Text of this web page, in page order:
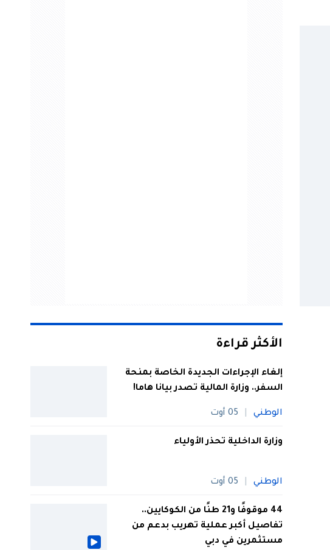
الأكثر قراءة
إلغاء الإجراءات الجديدة الخاصة بمنحة
السفر.. وزارة المالية تصدر بيانا هاما!
الوطني 05 أوت
وزارة الداخلية تحذر الأولياء
الوطني 05 أوت
44 موقوفًا و21 طنًا من الكوكايين..
تفاصيل أكبر عملية تهريب بدعم من
مستثمرين في دبي